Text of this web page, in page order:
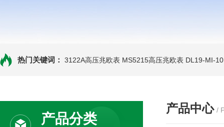
热门关键词： 3122A高压兆欧表 MS5215高压兆欧表 DL19-MI-
产品分类
产品中心 /